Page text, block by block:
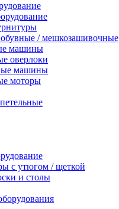
/ мешкозашивочные
машины
оверлоки
машины
моторы
с утюгом / щеткой
и столы